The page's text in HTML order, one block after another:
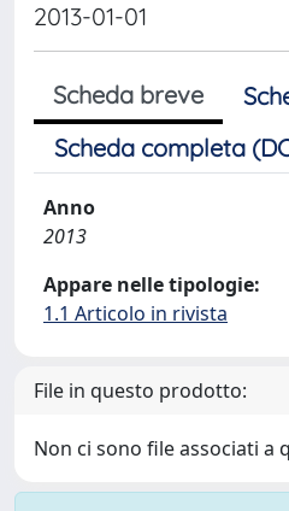
2013-01-01
Scheda breve
Scheda completa
Anno
2013
Appare nelle tipologie:
1.1 Articolo in rivista
File in questo prodotto:
Non ci sono file associati a